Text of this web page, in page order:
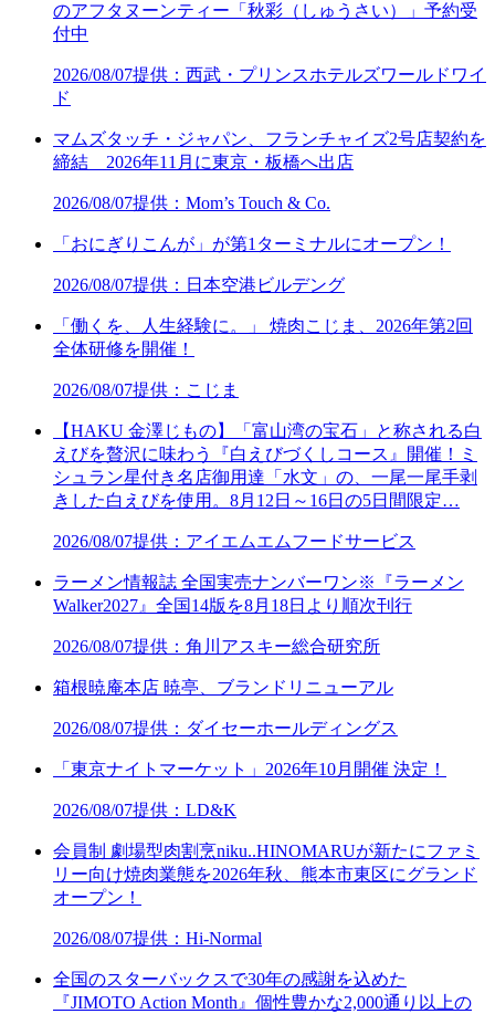
のアフタヌーンティー「秋彩（しゅうさい）」予約受
付中
2026/08/07提供：西武・プリンスホテルズワールドワイ
ド
マムズタッチ・ジャパン、フランチャイズ2号店契約を
締結 2026年11月に東京・板橋へ出店
2026/08/07提供：Mom’s Touch & Co.
「おにぎりこんが」が第1ターミナルにオープン！
2026/08/07提供：日本空港ビルデング
「働くを、人生経験に。」 焼肉こじま、2026年第2回
全体研修を開催！
2026/08/07提供：こじま
【HAKU 金澤じもの】「富山湾の宝石」と称される白
えびを贅沢に味わう『白えびづくしコース』開催！ミ
シュラン星付き名店御用達「水文」の、一尾一尾手剥
きした白えびを使用。8月12日～16日の5日間限定…
2026/08/07提供：アイエムエムフードサービス
ラーメン情報誌 全国実売ナンバーワン※『ラーメン
Walker2027』全国14版を8月18日より順次刊行
2026/08/07提供：角川アスキー総合研究所
箱根暁庵本店 暁亭、ブランドリニューアル
2026/08/07提供：ダイセーホールディングス
「東京ナイトマーケット」2026年10月開催 決定！
2026/08/07提供：LD&K
会員制 劇場型肉割烹niku..HINOMARUが新たにファミ
リー向け焼肉業態を2026年秋、熊本市東区にグランド
オープン！
2026/08/07提供：Hi-Normal
全国のスターバックスで30年の感謝を込めた
『JIMOTO Action Month』個性豊かな2,000通り以上の